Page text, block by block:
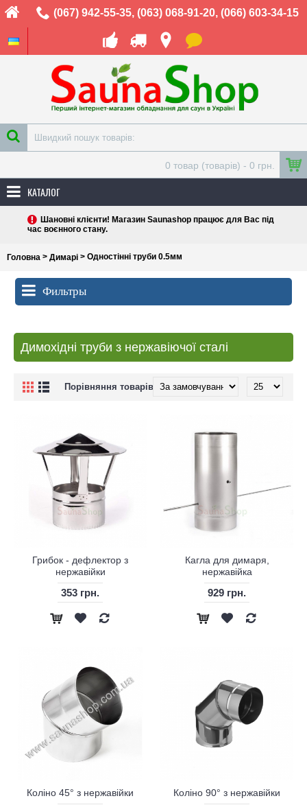
(067) 942-55-35, (063) 068-91-20, (066) 603-34-15
0 товар (товарів) - 0 грн.
КАТАЛОГ
Шановні клієнти! Магазин Saunashop працює для Вас під
час воєнного стану.
Головна > Димарі > Одностінні труби 0.5мм
Фильтры
Димохідні труби з нержавіючої сталі
Порівняння товарів (0)
Грибок - дефлектор з
нержавійки
353 грн.
Кагла для димаря,
нержавійка
929 грн.
Коліно 45° з нержавійки Коліно 90° з нержавійки